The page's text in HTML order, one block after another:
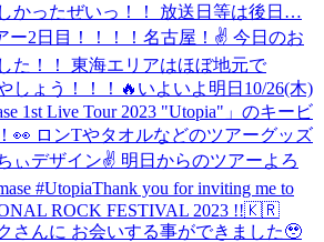
かったぜいっ！！ 放送日等は後日…
ー2日目！！！！名古屋！✌️ 今日のお
た！！ 東海エリアはほぼ地元で
しょう！！！🔥 いよいよ明日10/26(木)
1st Live Tour 2023 "Utopia"」のキービ
👀 ロンTやタオルなどのツアーグッズ
ぃデザイン✌ 明日からのツアーよろ
#UtopiaThank you for inviting me to
ROCK FESTIVAL 2023 !!🇰🇷
さんに お会いする事ができました🥹